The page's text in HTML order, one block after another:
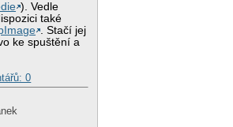
). Vedle
také
. Stačí jej
ke spuštění a
0